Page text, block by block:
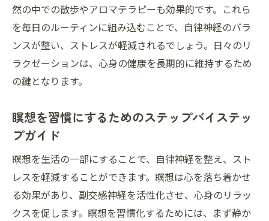
然の中での散歩やアロマテラピーも効果的です。これら
を毎日のルーティンに組み込むことで、自律神経のバラ
ンスが整い、ストレスが軽減されるでしょう。日々のリ
ラクゼーションは、心身の健康を長期的に維持するため
の鍵となります。
瞑想を習慣にするためのステップバイステッ
プガイド
瞑想を生活の一部にすることで、自律神経を整え、スト
レスを軽減することができます。瞑想は心を落ち着かせ
る効果があり、副交感神経を活性化させ、心身のリラッ
クスを促します。瞑想を習慣化するためには、まず静か